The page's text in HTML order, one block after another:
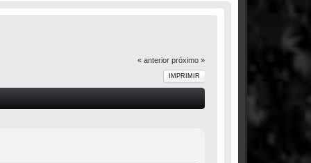
« anterior próximo »
IMPRIMIR